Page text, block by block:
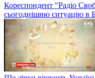
Кореспондент "Радіо
сьогоднішню ситуацію в